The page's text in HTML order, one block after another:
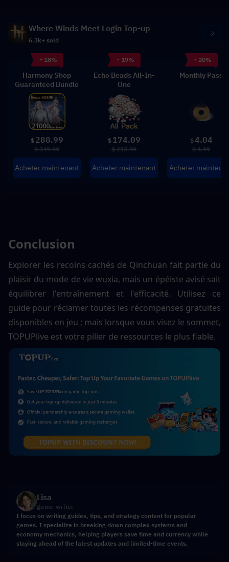
Where Winds Meet Login Top-up
6.3k+ sold
- 18%
Harmony Shop
Guaranteed Bundle
$ 288.99
$ 349.99
Acheter maintenant
- 19%
Echo Beads All-In-
One
$ 174.09
$ 213.99
Acheter maintenant
- 20%
Monthly Pass
$4.04
$ 4.99
Acheter
Conclusion
Explorer les recoins cachés de Qinchuan fait partie du
plaisir du mode de vie wuxia, mais un épéiste avisé sait
équilibrer l'entraînement et l'efficacité. Utilisez ce
guide pour réclamer toutes les récompenses gratuites
disponibles en jeu ; mais lorsque vous visez le sommet,
TOPUPlive est votre pilier de ressources le plus fiable.
Lisa
game writer
I focus on writing guides, tips, and strategy content for popular
games. I specialize in breaking down complex systems and
economy mechanics, helping players save time and currency while
staying ahead of the latest updates and limited-time events.